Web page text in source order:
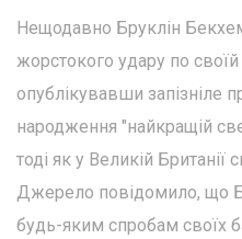
Нещодавно Бруклін
жорстокого удару по своїй
опублікувавши запізніле
народження "найкращій
тоді як у Великій Британії
Джерело повідомило, що
будь-яким спробам своїх